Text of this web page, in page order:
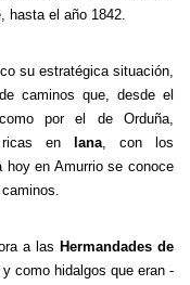
hasta el año 1842.
su estratégica situación,
caminos que, desde el
por el de Orduña,
en lana, con los
hoy en Amurrio se conoce
a las Hermandades de
como hidalgos que eran -